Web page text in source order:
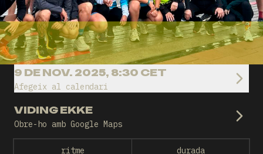
9 DE NOV. 2025, 8:30 CET
Afegeix al calendari
VIDING EKKE
Obre-ho amb Google Maps
ritme durada